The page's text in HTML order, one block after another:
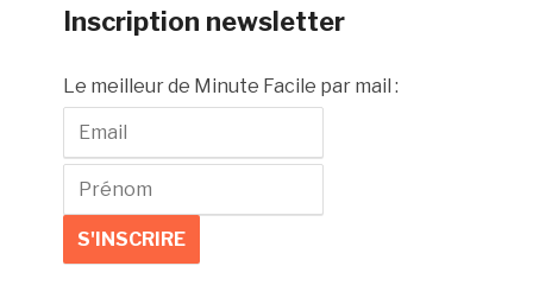
Inscription newsletter
Le meilleur de Minute Facile par mail :